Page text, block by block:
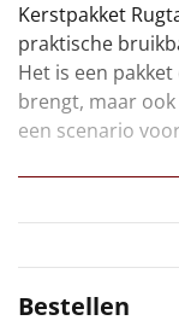
Overige
Ideeën
Personeel
Particulier
Kerstpakket
praktische
Het is een
brengt, maar
een scenario
Bestellen